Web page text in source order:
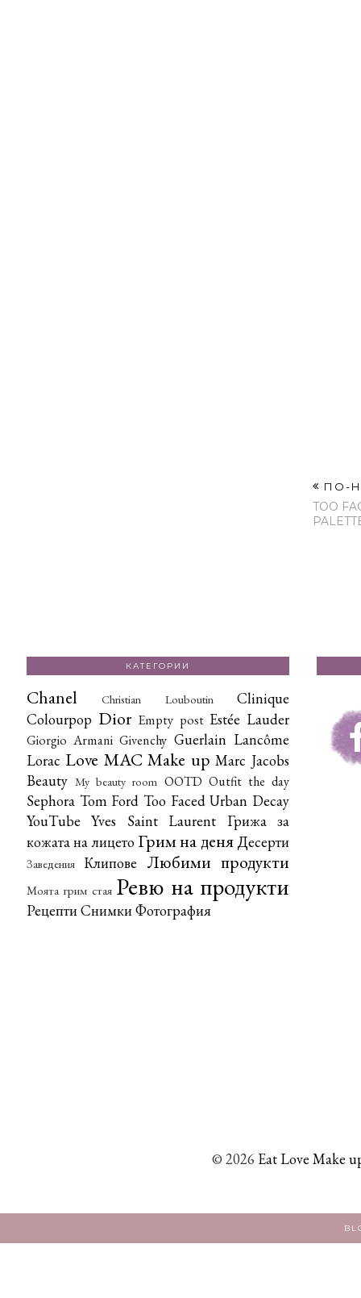
ПО-
TOO
КАТЕГОРИИ
Chanel Christian Louboutin
Clinique
Colourpop Dior Empty post Estée Lauder
Giorgio Armani Givenchy Guerlain Lancôme
Lorac Love MAC Make up Marc Jacobs
Beauty My beauty room OOTD Outfit the day
Sephora Tom Ford Too Faced Urban Decay
YouTube
Yves Saint Laurent
Грижа за
кожата на лицетоГрим на деня Десерти
Заведения Клипове Любими продукти
Моята грим стая Ревю на продукти
РецептиСнимкиФотография
©2026 Eat Love Make